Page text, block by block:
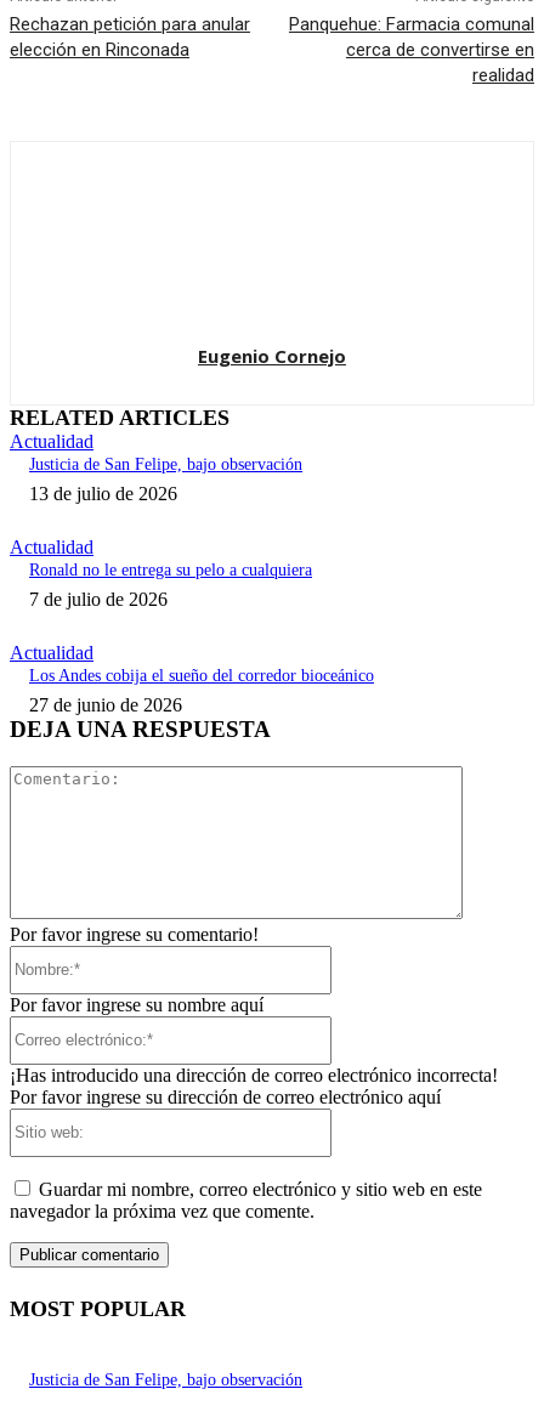
Rechazan petición para anular
elección en Rinconada
Panquehue: Farmacia comunal
cerca de convertirse en
realidad
Eugenio Cornejo
RELATED ARTICLES
Actualidad
Justicia de San Felipe, bajo observación
13 de julio de 2026
Actualidad
Ronald no le entrega su pelo a cualquiera
7 de julio de 2026
Actualidad
Los Andes cobija el sueño del corredor bioceánico
27 de junio de 2026
DEJA UNA RESPUESTA
Por favor ingrese su comentario!
Por favor ingrese su nombre aquí
¡Has introducido una dirección de correo electrónico incorrecta!
Por favor ingrese su dirección de correo electrónico aquí
Guardar mi nombre, correo electrónico y sitio web en este
navegador la próxima vez que comente.
MOST POPULAR
Justicia de San Felipe, bajo observación